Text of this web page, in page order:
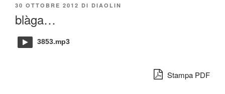
PUBBLICATO
30 OTTOBRE 2012 DI DIAOLIN
blàga…
3853.mp3
Stampa PDF